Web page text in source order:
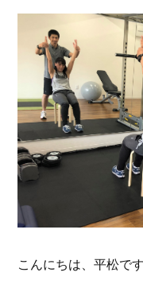
こんにちは、平松です